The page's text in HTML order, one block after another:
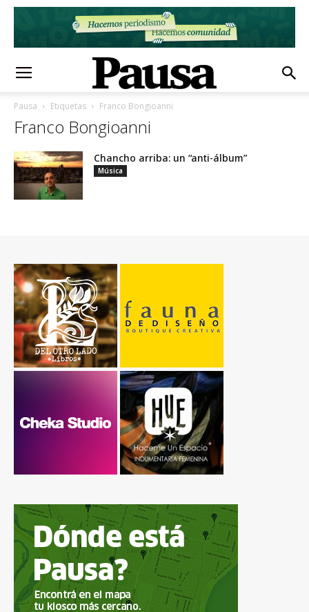
Pausa Etiquetas Franco Bongioanni
Franco Bongioanni
Chancho arriba: un “anti-álbum”
Música